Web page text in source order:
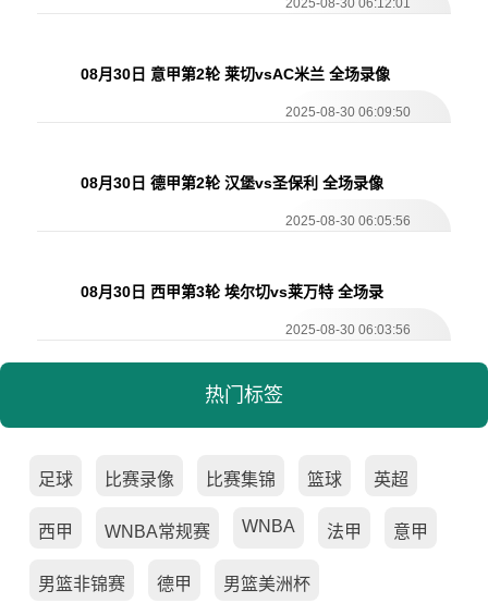
2025-08-30 06:12:01
08月30日 意甲第2轮 莱切vsAC米兰 全场录像
2025-08-30 06:09:50
08月30日 德甲第2轮 汉堡vs圣保利 全场录像
2025-08-30 06:05:56
08月30日 西甲第3轮 埃尔切vs莱万特 全场录
2025-08-30 06:03:56
热门标签
足球 比赛录像 比赛集锦 篮球 英超
西甲 WNBA常规赛 WNBA 法甲 意甲
男篮非锦赛 德甲 男篮美洲杯